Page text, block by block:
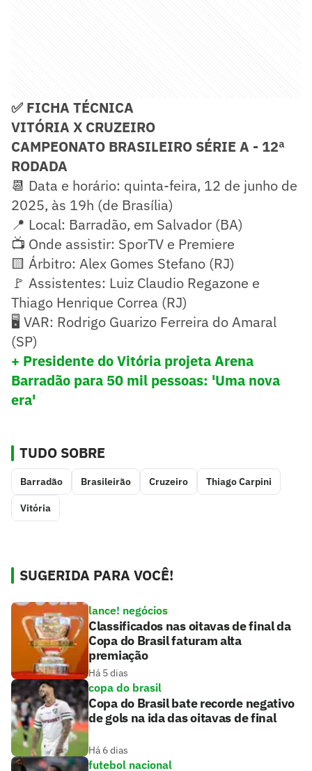
✅ FICHA TÉCNICA
VITÓRIA X CRUZEIRO
CAMPEONATO BRASILEIRO SÉRIE A - 12ª
RODADA
📆 Data e horário: quinta-feira, 12 de junho de
2025, às 19h (de Brasília)
📍 Local: Barradão, em Salvador (BA)
📺 Onde assistir: SporTV e Premiere
🟨 Árbitro: Alex Gomes Stefano (RJ)
🚩 Assistentes: Luiz Claudio Regazone e
Thiago Henrique Correa (RJ)
🖥️ VAR: Rodrigo Guarizo Ferreira do Amaral
(SP)
+ Presidente do Vitória projeta Arena
Barradão para 50 mil pessoas: 'Uma nova
era'
TUDO SOBRE
Barradão Brasileirão Cruzeiro Thiago Carpini
Vitória
SUGERIDA PARA VOCÊ!
lance! negócios
Classificados nas oitavas de final da
Copa do Brasil faturam alta
premiação
Há 5 dias
copa do brasil
Copa do Brasil bate recorde negativo
de gols na ida das oitavas de final
Há 6 dias
futebol nacional